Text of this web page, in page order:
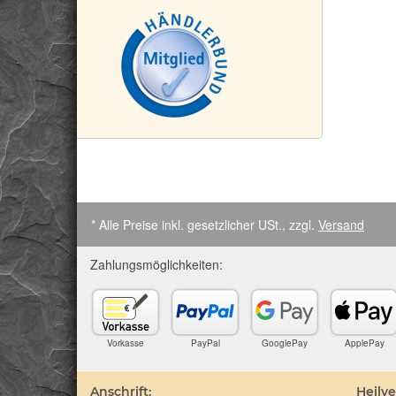
* Alle Preise inkl. gesetzlicher USt., zzgl. Versand
Zahlungsmöglichkeiten:
Vorkasse PayPal GooglePay ApplePay
Anschrift: